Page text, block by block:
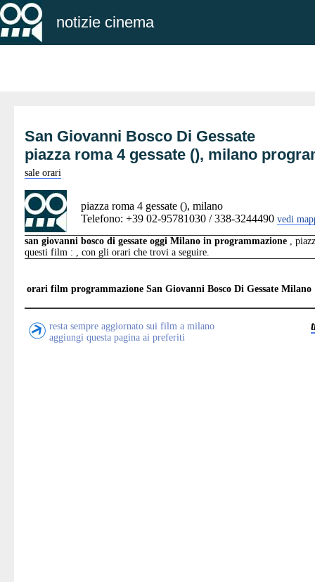
notizie cinema
San Giovanni Bosco Di Gessate
piazza roma 4 gessate (), milano
sale orari
piazza roma 4 gessate (), milano
Telefono: +39 02-95781030 / 338-3244490 vedi
san giovanni bosco di gessate oggi Milano in programmazione ,
questi film : , con gli orari che trovi a seguire.
orari film programmazione San Giovanni Bosco Di Gessate Milano
resta sempre aggiornato sui film a milano
aggiungi questa pagina ai preferiti